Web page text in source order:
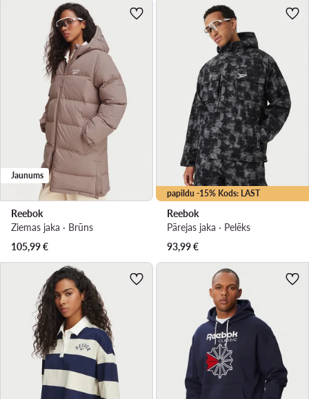
Jaunums
Reebok
Ziemas jaka · Brūns
105,99€
papildu -15% Kods: LAST
Reebok
Pārejas jaka · Pelēks
93,99€